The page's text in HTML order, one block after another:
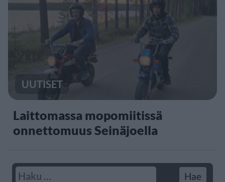
UUTISET
Laittomassa mopomiitissä
onnettomuus Seinäjoella